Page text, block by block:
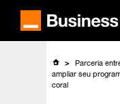
Parceria
ampliar seu
coral